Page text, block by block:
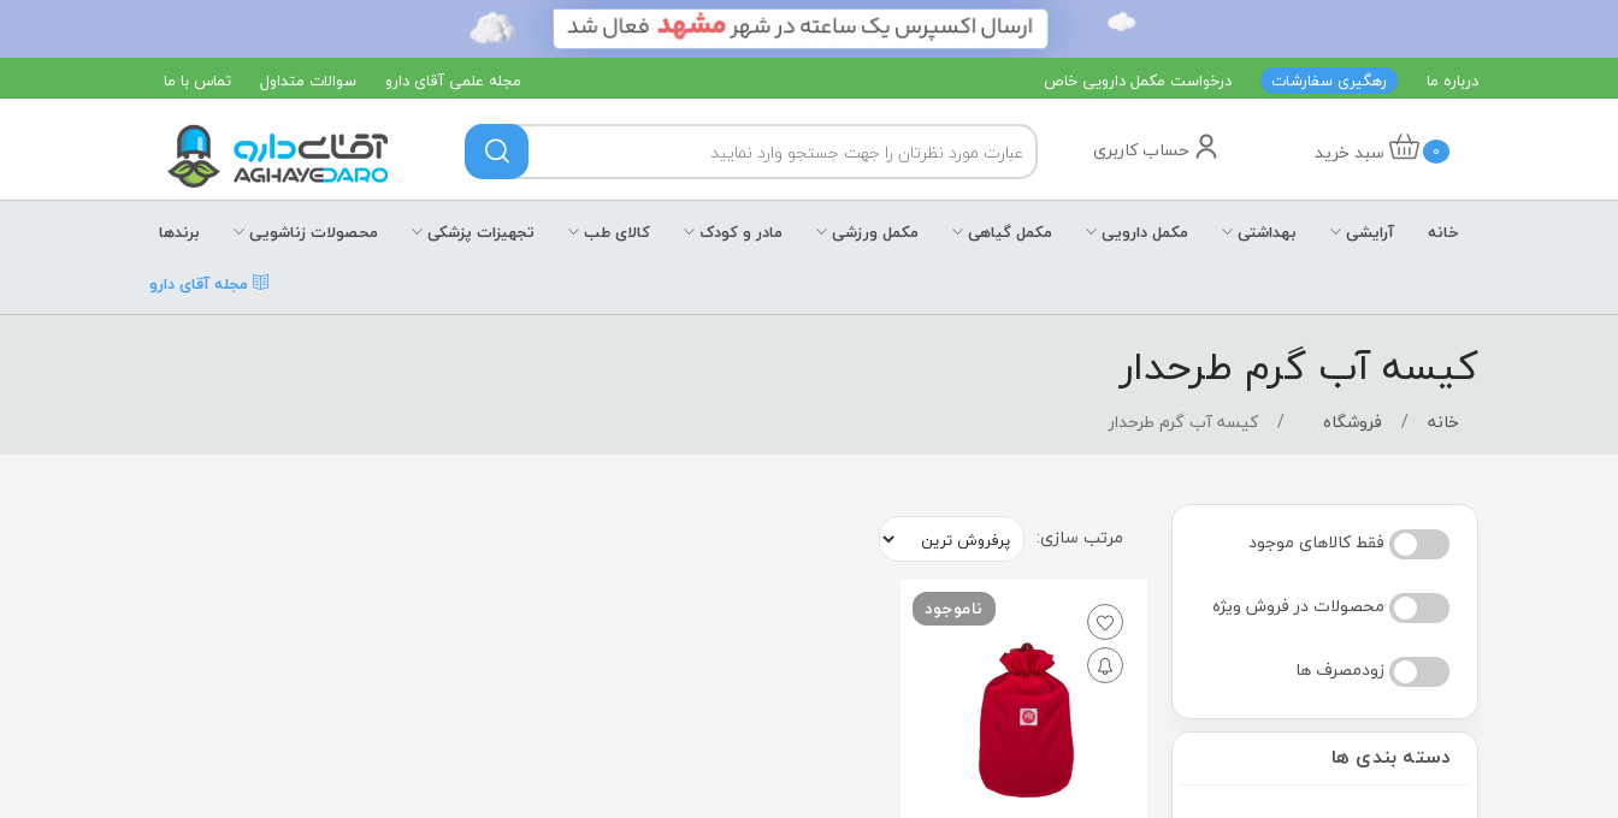
درباره ما رهگیری سفارشات درخواست مکمل دارویی خاص مجله علمی آقای دارو سوالات متداول تماس با ما
0 سبد خرید حساب کاربری
خانه آرایشی بهداشتی مکمل دارویی مکمل گیاهی مکمل ورزشی مادر و کودک کالای طب تجهیزات پزشکی محصولات زناشویی
برندها
مجله آقای دارو
کیسه آب گرم طرحدار
خانه فروشگاه کیسه آب گرم طرحدار
فقط کالاهای موجود
محصولات در فروش ویژه
زودمصرف ها
دسته بندی ها
مرتب سازی:
ناموجود